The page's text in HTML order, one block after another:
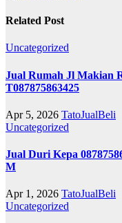
Related Post
Uncategorized
Jual Rumah Jl Makian
T087875863425
Apr 5, 2026 TatoJualBeli
Uncategorized
Jual Duri Kepa
M
Apr 1, 2026 TatoJualBeli
Uncategorized